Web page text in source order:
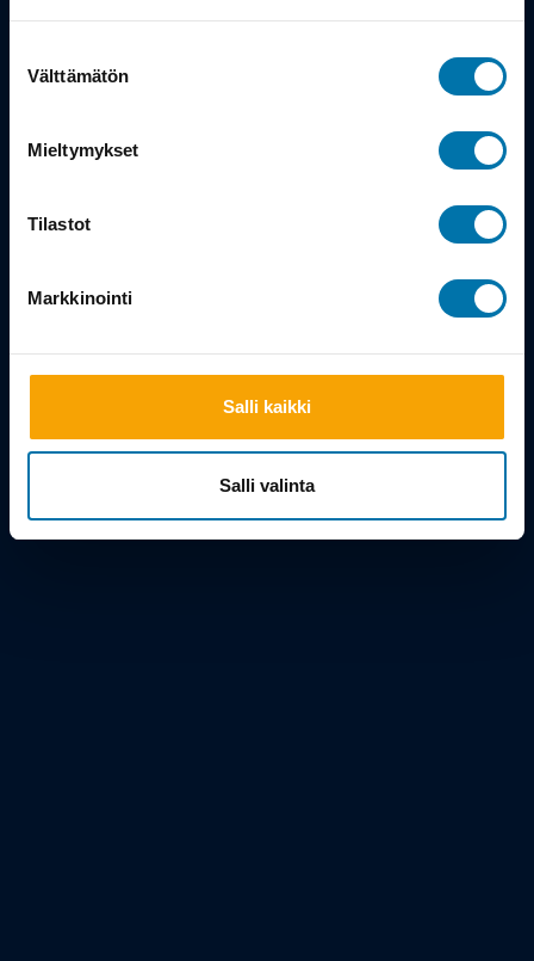
valinta
Välttämätön
Mieltymykset
Tilastot
Markkinointi
Salli kaikki
Salli valinta